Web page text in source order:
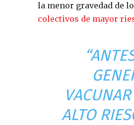
la menor gravedad de
colectivos de mayor
ALTO